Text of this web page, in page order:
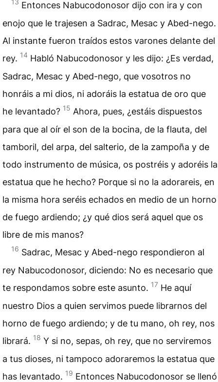
Entonces Nabucodonosor dijo con ira y con
enojo que le trajesen a Sadrac, Mesac y Abed-nego.
Al instante fueron traídos estos varones delante del
rey. 14 Habló Nabucodonosor y les dijo: ¿Es verdad,
Sadrac, Mesac y Abed-nego, que vosotros no
honráis a mi dios, ni adoráis la estatua de oro que
he levantado? 15 Ahora, pues, ¿estáis dispuestos
para que al oír el son de la bocina, de la flauta, del
tamboril, del arpa, del salterio, de la zampoña y de
todo instrumento de música, os postréis y adoréis la
estatua que he hecho? Porque si no la adorareis, en
la misma hora seréis echados en medio de un horno
de fuego ardiendo; ¿y qué dios será aquel que os
libre de mis manos?
16 Sadrac, Mesac y Abed-nego respondieron al
rey Nabucodonosor, diciendo: No es necesario que
te respondamos sobre este asunto. 17 He aquí
nuestro Dios a quien servimos puede librarnos del
horno de fuego ardiendo; y de tu mano, oh rey, nos
librará. 18 Y si no, sepas, oh rey, que no serviremos
a tus dioses, ni tampoco adoraremos la estatua que
has levantado. 19 Entonces Nabucodonosor se llenó